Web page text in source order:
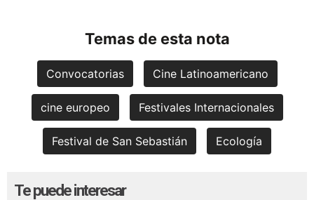
Temas de esta nota
Convocatorias Cine Latinoamericano
cine europeo Festivales Internacionales
Festival de San Sebastián Ecología
Te puede interesar